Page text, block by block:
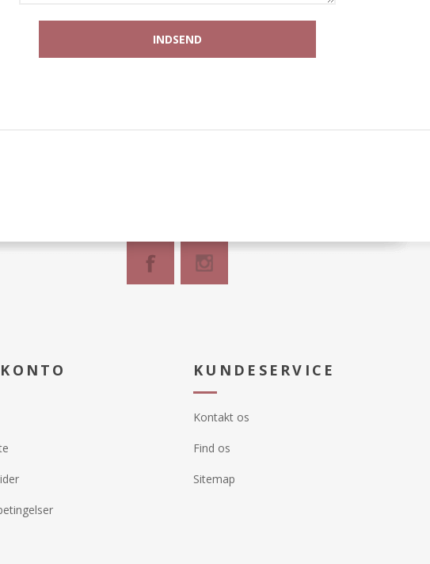
KUNDESERVICE
Kontakt os
Find os
Sitemap